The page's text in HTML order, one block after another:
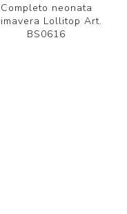
Completo neonata
Lollitop Art.
BS0616